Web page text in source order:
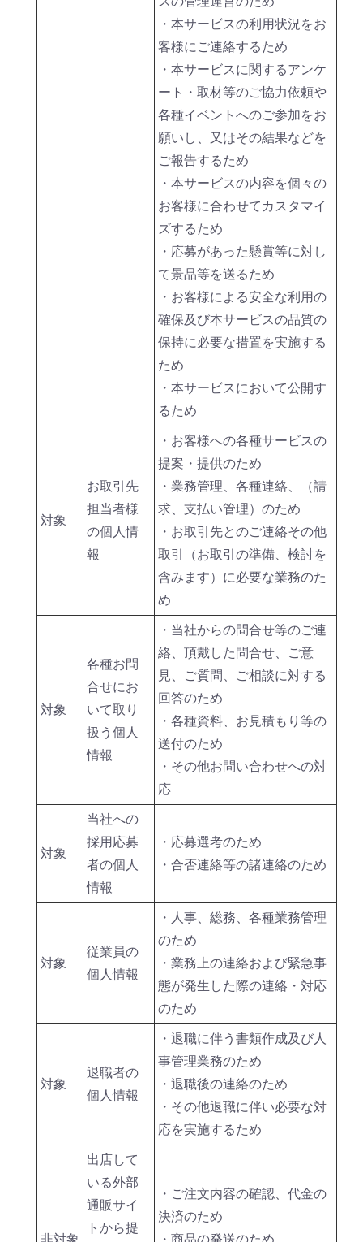
・本サービスの利用状況をお
客様にご連絡するため
・本サービスに関するアンケ
ート・取材等のご協力依頼や
各種イベントへのご参加をお
願いし、又はその結果などを
ご報告するため
・本サービスの内容を個々の
お客様に合わせてカスタマイ
ズするため
・応募があった懸賞等に対し
て景品等を送るため
・お客様による安全な利用の
確保及び本サービスの品質の
保持に必要な措置を実施する
ため
・本サービスにおいて公開す
るため
対象
お取引先
担当者様
の個人情
報
・お客様への各種サービスの
提案・提供のため
・業務管理、各種連絡、（請
求、支払い管理）のため
・お取引先とのご連絡その他
取引（お取引の準備、検討を
含みます）に必要な業務のた
め
対象
各種お問
合せにお
いて取り
扱う個人
情報
・当社からの問合せ等のご連
絡、頂戴した問合せ、ご意
見、ご質問、ご相談に対する
回答のため
・各種資料、お見積もり等の
送付のため
・その他お問い合わせへの対
応
対象
当社への
採用応募
者の個人
情報
・応募選考のため
・合否連絡等の諸連絡のため
対象
従業員の
個人情報
・人事、総務、各種業務管理
のため
・業務上の連絡および緊急事
態が発生した際の連絡・対応
のため
対象
退職者の
個人情報
・退職に伴う書類作成及び人
事管理業務のため
・退職後の連絡のため
・その他退職に伴い必要な対
応を実施するため
出店して
いる外部
通販サイ
トから提
・ご注文内容の確認、代金の
決済のため